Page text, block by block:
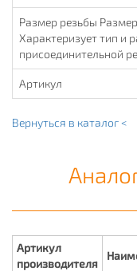
Размер резьбы
Характеризует тип и
присоединительной
Артикул
Вернуться в каталог <
Артикул
производителя